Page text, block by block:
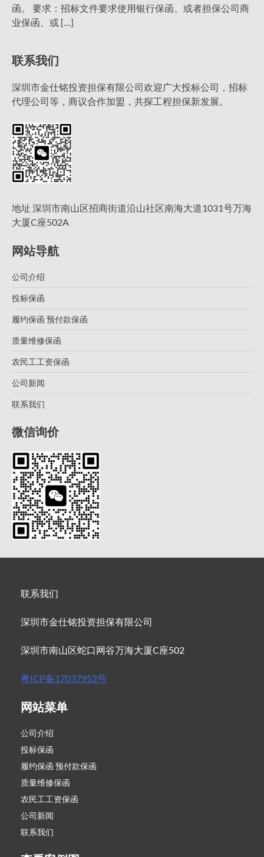
函。 要求：招标文件要求使用银行保函、或者担保公司商
业保函、或 […]
联系我们
深圳市金仕铭投资担保有限公司欢迎广大投标公司，招标
代理公司等，商议合作加盟，共探工程担保新发展。
地址 深圳市南山区招商街道沿山社区南海大道1031号万海
大厦C座502A
网站导航
公司介绍
投标保函
履约保函 预付款保函
质量维修保函
农民工工资保函
公司新闻
联系我们
微信询价
联系我们
深圳市金仕铭投资担保有限公司
深圳市南山区蛇口网谷万海大厦C座502
粤ICP备17037952号
网站菜单
公司介绍
投标保函
履约保函 预付款保函
质量维修保函
农民工工资保函
公司新闻
联系我们